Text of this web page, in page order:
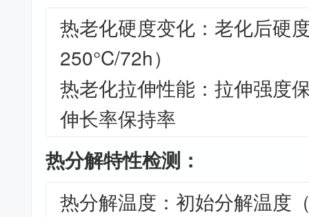
热老化硬度变化：老化后硬
250°C/72h）
热老化拉伸性能：拉伸强度
伸长率保持率
热分解特性检测：
热分解温度：初始分解温度